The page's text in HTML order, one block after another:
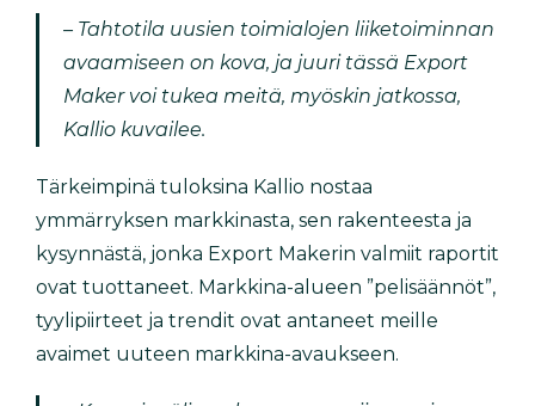
– Tahtotila uusien toimialojen liiketoiminnan
avaamiseen on kova, ja juuri tässä Export
Maker voi tukea meitä, myöskin jatkossa,
Kallio kuvailee.
Tärkeimpinä tuloksina Kallio nostaa
ymmärryksen markkinasta, sen rakenteesta ja
kysynnästä, jonka Export Makerin valmiit raportit
ovat tuottaneet. Markkina-alueen ”pelisäännöt”,
tyylipiirteet ja trendit ovat antaneet meille
avaimet uuteen markkina-avaukseen.